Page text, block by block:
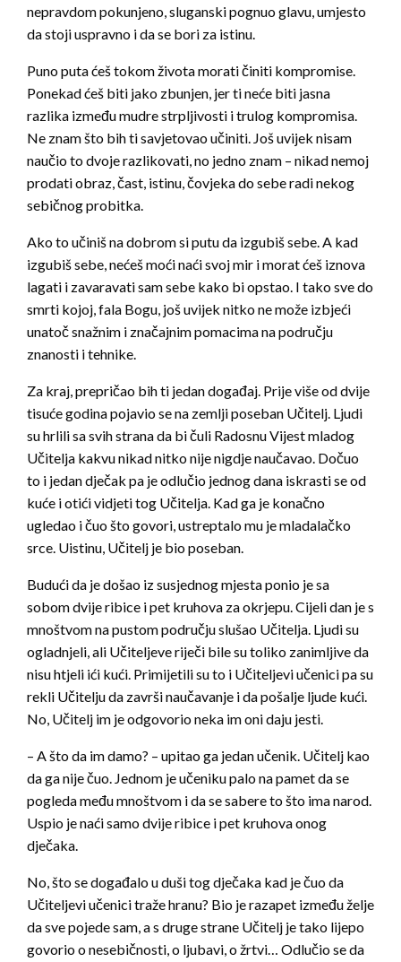
nepravdom pokunjeno, sluganski pognuo glavu, umjesto
da stoji uspravno i da se bori za istinu.
Puno puta ćeš tokom života morati činiti kompromise.
Ponekad ćeš biti jako zbunjen, jer ti neće biti jasna
razlika između mudre strpljivosti i trulog kompromisa.
Ne znam što bih ti savjetovao učiniti. Još uvijek nisam
naučio to dvoje razlikovati, no jedno znam – nikad nemoj
prodati obraz, čast, istinu, čovjeka do sebe radi nekog
sebičnog probitka.
Ako to učiniš na dobrom si putu da izgubiš sebe. A kad
izgubiš sebe, nećeš moći naći svoj mir i morat ćeš iznova
lagati i zavaravati sam sebe kako bi opstao. I tako sve do
smrti kojoj, fala Bogu, još uvijek nitko ne može izbjeći
unatoč snažnim i značajnim pomacima na području
znanosti i tehnike.
Za kraj, prepričao bih ti jedan događaj. Prije više od dvije
tisuće godina pojavio se na zemlji poseban Učitelj. Ljudi
su hrlili sa svih strana da bi čuli Radosnu Vijest mladog
Učitelja kakvu nikad nitko nije nigdje naučavao. Dočuo
to i jedan dječak pa je odlučio jednog dana iskrasti se od
kuće i otići vidjeti tog Učitelja. Kad ga je konačno
ugledao i čuo što govori, ustreptalo mu je mladalačko
srce. Uistinu, Učitelj je bio poseban.
Budući da je došao iz susjednog mjesta ponio je sa
sobom dvije ribice i pet kruhova za okrjepu. Cijeli dan je s
mnoštvom na pustom području slušao Učitelja. Ljudi su
ogladnjeli, ali Učiteljeve riječi bile su toliko zanimljive da
nisu htjeli ići kući. Primijetili su to i Učiteljevi učenici pa su
rekli Učitelju da završi naučavanje i da pošalje ljude kući.
No, Učitelj im je odgovorio neka im oni daju jesti.
– A što da im damo? – upitao ga jedan učenik. Učitelj kao
da ga nije čuo. Jednom je učeniku palo na pamet da se
pogleda među mnoštvom i da se sabere to što ima narod.
Uspio je naći samo dvije ribice i pet kruhova onog
dječaka.
No, što se događalo u duši tog dječaka kad je čuo da
Učiteljevi učenici traže hranu? Bio je razapet između želje
da sve pojede sam, a s druge strane Učitelj je tako lijepo
govorio o nesebičnosti, o ljubavi, o žrtvi… Odlučio se da